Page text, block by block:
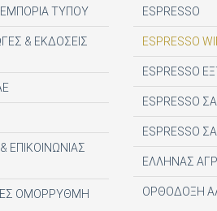
ΕΜΠΟΡΙΑ ΤΥΠΟΥ
& ΕΚΔΟΣΕΙΣ
ΕΠΙΚΟΙΝΩΝΙΑΣ
ΟΜΟΡΡΥΘΜΗ
ESPRESSO
ESPRESSO
ESPRESSO
ESPRESSO
ESPRESSO
ΕΛΛΗΝΑΣ
ΟΡΘΟΔΟΞΗ